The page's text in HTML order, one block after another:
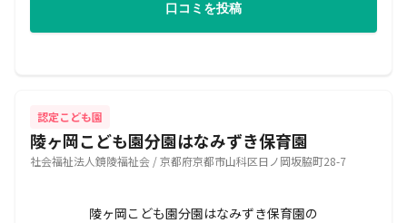
口コミを投稿
認定こども園
陵ヶ岡こども園分園はなみずき保育園
社会福祉法人鏡陵福祉会 / 京都府京都市山科区日ノ岡坂脇町28-7
陵ヶ岡こども園分園はなみずき保育園の